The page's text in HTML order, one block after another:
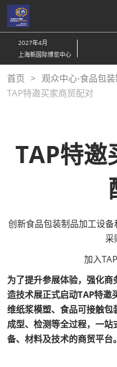
直
接
跳
至
内
容
2027年4月
上海新国际博览中心
首页
观众中心-食品包
TAP特邀买家商贸配对
TAP特
创新食品包装制品加工设
采
加入
为了提升参展体验，强化商
造技术展正式启动TAP特邀
维纸浆模塑、食品可接触包
成型、检测等全过程，一
备、材料及技术的商贸平台。